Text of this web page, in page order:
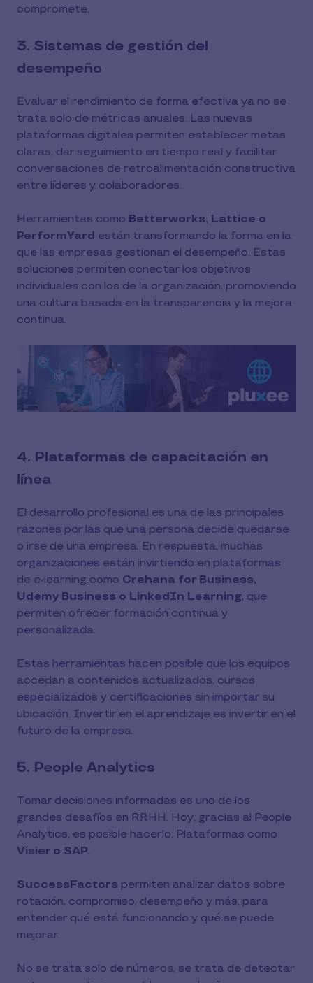
compromete.
3. Sistemas de gestión del
desempeño
Evaluar el rendimiento de forma efectiva ya no se
trata solo de métricas anuales. Las nuevas
plataformas digitales permiten establecer metas
claras, dar seguimiento en tiempo real y facilitar
conversaciones de retroalimentación constructiva
entre líderes y colaboradores.
Herramientas como Betterworks, Lattice o
PerformYard están transformando la forma en la
que las empresas gestionan el desempeño. Estas
soluciones permiten conectar los objetivos
individuales con los de la organización, promoviendo
una cultura basada en la transparencia y la mejora
continua.
4. Plataformas de capacitación en
línea
El desarrollo profesional es una de las principales
razones por las que una persona decide quedarse
o irse de una empresa. En respuesta, muchas
organizaciones están invirtiendo en plataformas
de e-learning como Crehana for Business,
Udemy Business o LinkedIn Learning, que
permiten ofrecer formación continua y
personalizada.
Estas herramientas hacen posible que los equipos
accedan a contenidos actualizados, cursos
especializados y certificaciones sin importar su
ubicación. Invertir en el aprendizaje es invertir en el
futuro de la empresa.
5. People Analytics
Tomar decisiones informadas es uno de los
grandes desafíos en RRHH. Hoy, gracias al People
Analytics, es posible hacerlo. Plataformas como
Visier o SAP.
SuccessFactors permiten analizar datos sobre
rotación, compromiso, desempeño y más, para
entender qué está funcionando y qué se puede
mejorar.
No se trata solo de números, se trata de detectar